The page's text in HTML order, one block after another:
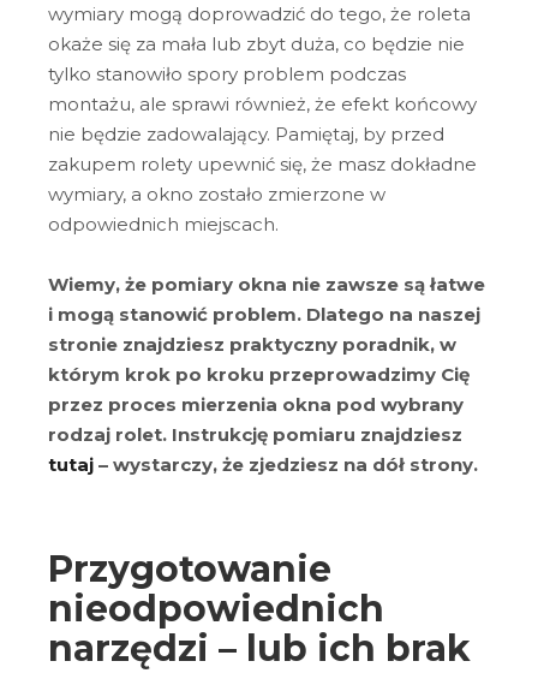
wymiary mogą doprowadzić do tego, że roleta
okaże się za mała lub zbyt duża, co będzie nie
tylko stanowiło spory problem podczas
montażu, ale sprawi również, że efekt końcowy
nie będzie zadowalający. Pamiętaj, by przed
zakupem rolety upewnić się, że masz dokładne
wymiary, a okno zostało zmierzone w
odpowiednich miejscach.
Wiemy, że pomiary okna nie zawsze są łatwe
i mogą stanowić problem. Dlatego na naszej
stronie znajdziesz praktyczny poradnik, w
którym krok po kroku przeprowadzimy Cię
przez proces mierzenia okna pod wybrany
rodzaj rolet. Instrukcję pomiaru znajdziesz
tutaj – wystarczy, że zjedziesz na dół strony.
Przygotowanie
nieodpowiednich
narzędzi – lub ich brak